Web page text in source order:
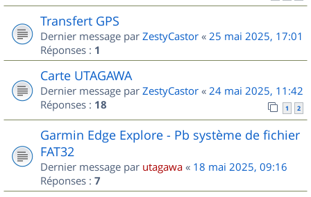
Transfert GPS
Dernier message par ZestyCastor « 25 mai 2025, 17:01
Réponses : 1
Carte UTAGAWA
Dernier message par ZestyCastor « 24 mai 2025, 11:42
Réponses : 18 1 2
Garmin Edge Explore - Pb système de fichier
FAT32
Dernier message par utagawa « 18 mai 2025, 09:16
Réponses : 7